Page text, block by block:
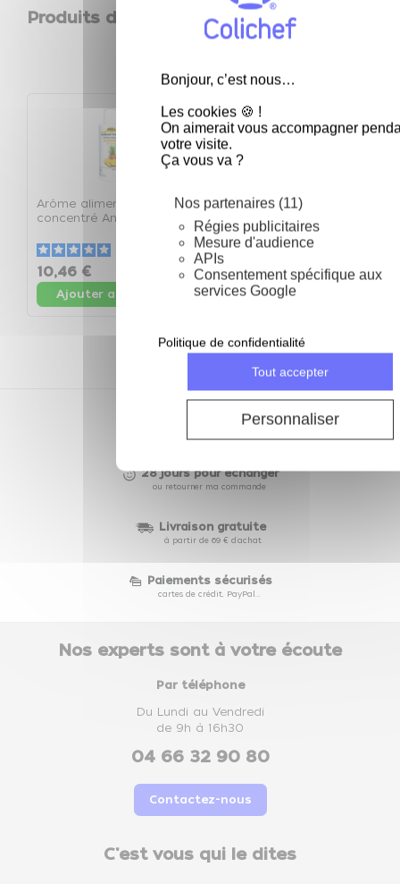
Bonjour, c’est nous…
Les cookies 🍪 !
On aimerait vous accompagner
votre visite.
Ça vous va ?
Nos partenaires (11)
Régies publicitaires
Mesure d'audience
APIs
Consentement spécifique aux
services Google
Tout accepter
Personnaliser
Politique de confidentialité
Produits de la même catégorie
Arôme alimentaire
concentré Ananas 125ml
avis
10,46 €
Ajouter au panier
Arôme alimentaire
concentré Anis 125ml -
La bouteille de 125ml
5/5
10,46 €
Ajouter au panier
Depuis 2002
28 jours pour échanger
ou retourner ma commande
Livraison gratuite
à partir de 69 € d'achat
Paiements sécurisés
cartes de crédit, PayPal...
Nos experts sont à votre écoute
Par téléphone
Du Lundi au Vendredi
de 9h à 16h30
04 66 32 90 80
Contactez-nous
C'est vous qui le dites